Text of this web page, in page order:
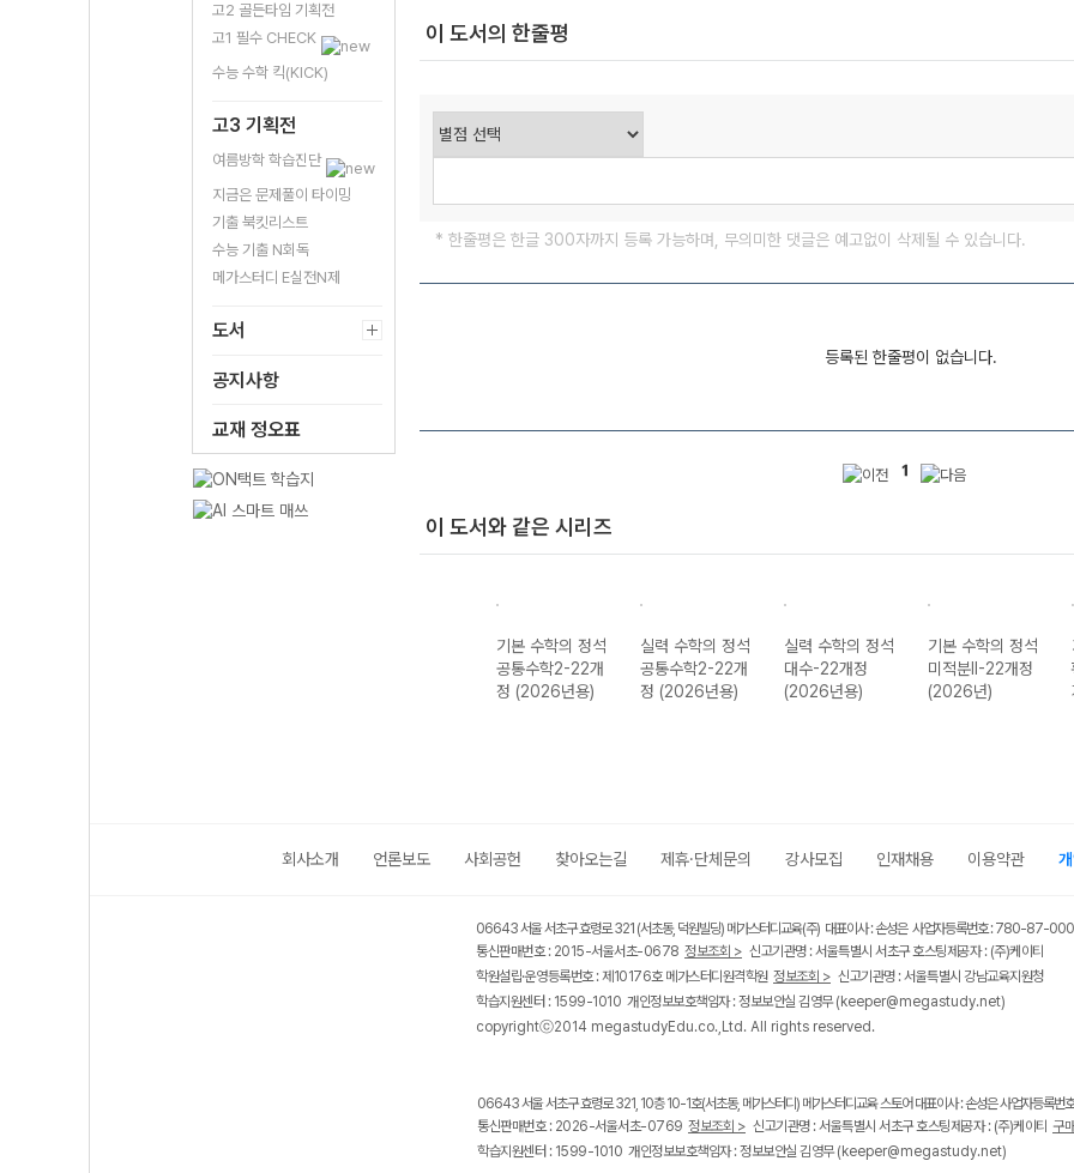
고2 골든타임 기획전
고1 필수 CHECK
수능 수학 킥(KICK)
고3 기획전
여름방학 학습진단
지금은 문제풀이 타이밍
기출 북킷리스트
수능 기출 N회독
메가스터디 E실전N제
도서
공지사항
교재 정오표
이 도서의 한줄평
* 한줄평은 한글 300자까지 등록 가능하며, 무의미한 댓글은 예고없이 삭제될 수 있습니다.
등록된 한줄평이 없습니다.
1
이 도서와 같은 시리즈
기본 수학의 정석
공통수학2-22개
정 (2026년용)
실력 수학의 정석
공통수학2-22개
정 (2026년용)
실력 수학의 정석
대수-22개정
(2026년용)
기본 수학의 정석
미적분II-22개정
(2026년)
회사소개 언론보도 사회공헌 찾아오는길 제휴·단체문의 강사모집 인재채용 이용약관
06643 서울 서초구 효령로 321 (서초동, 덕원빌딩) 메가스터디교육(주) 대표이사 : 손성은 사업자등록번호 : 780-87-
통신판매번호 : 2015-서울서초-0678 정보조회 > 신고기관명 : 서울특별시 서초구 호스팅제공자 : (주)케이티
학원설립·운영등록번호 : 제10176호 메가스터디원격학원 정보조회 > 신고기관명 : 서울특별시 강남교육지원청
학습지원센터 : 1599-1010 개인정보보호책임자 : 정보보안실 김영무(keeper@megastudy.net)
copyrightⓒ2014 megastudyEdu.co.,Ltd. All rights reserved.
06643 서울 서초구 효령로 321, 10층 10-1호(서초동, 메가스터디) 메가스터디교육 스토어 대표이사 : 손성은 사업자등
통신판매번호 : 2026-서울서초-0769 정보조회 > 신고기관명 : 서울특별시 서초구 호스팅제공자 : (주)케이티 구
학습지원센터 : 1599-1010 개인정보보호책임자 : 정보보안실 김영무(keeper@megastudy.net)